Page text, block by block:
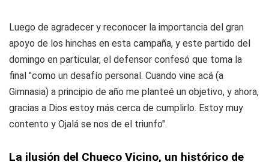
Luego de agradecer y reconocer la importancia del gran
apoyo de los hinchas en esta campaña, y este partido del
domingo en particular, el defensor confesó que toma la
final "como un desafío personal. Cuando vine acá (a
Gimnasia) a principio de año me planteé un objetivo, y ahora,
gracias a Dios estoy más cerca de cumplirlo. Estoy muy
contento y Ojalá se nos de el triunfo".
La ilusión del Chueco Vicino, un histórico de